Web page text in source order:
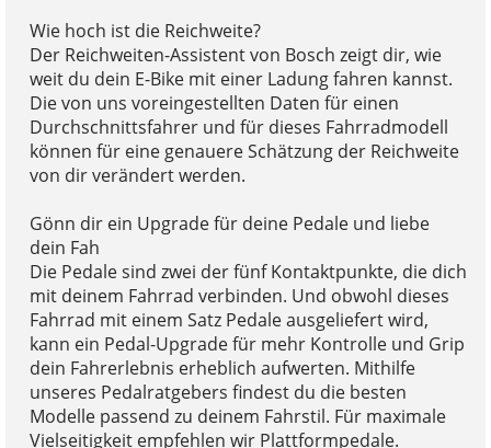
Wie hoch ist die Reichweite?
Der Reichweiten-Assistent von Bosch zeigt dir, wie
weit du dein E-Bike mit einer Ladung fahren kannst.
Die von uns voreingestellten Daten für einen
Durchschnittsfahrer und für dieses Fahrradmodell
können für eine genauere Schätzung der Reichweite
von dir verändert werden.
Gönn dir ein Upgrade für deine Pedale und liebe
dein Fah
Die Pedale sind zwei der fünf Kontaktpunkte, die dich
mit deinem Fahrrad verbinden. Und obwohl dieses
Fahrrad mit einem Satz Pedale ausgeliefert wird,
kann ein Pedal-Upgrade für mehr Kontrolle und Grip
dein Fahrerlebnis erheblich aufwerten. Mithilfe
unseres Pedalratgebers findest du die besten
Modelle passend zu deinem Fahrstil. Für maximale
Vielseitigkeit empfehlen wir Plattformpedale.